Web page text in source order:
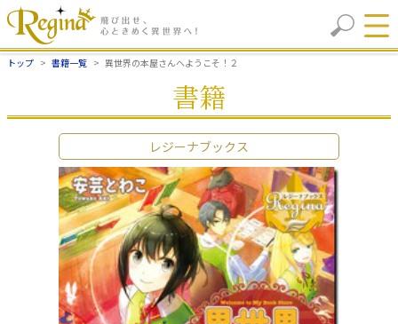
トップ 書籍一覧 異世界の本屋さんへようこそ！２
書籍
レジーナブックス